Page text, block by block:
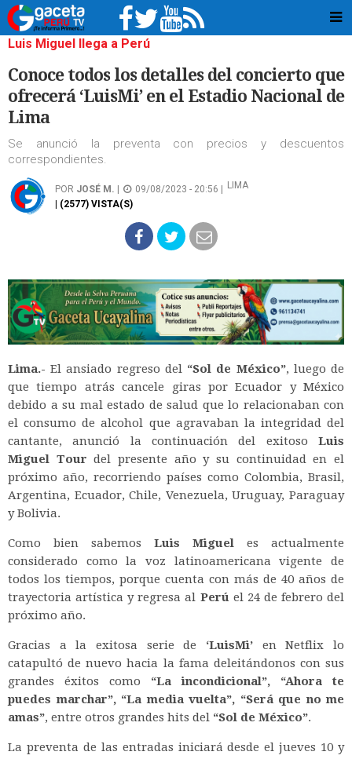
Luis Miguel llega a Perú
Conoce todos los detalles del concierto que
ofrecerá ‘LuisMi’ en el Estadio Nacional de
Lima
Se anunció la preventa con precios y descuentos
correspondientes.
POR JOSÉ M. 09/08/2023 - 20:56 |
LIMA
| (2577) VISTA(S)
Lima.- El ansiado regreso del “Sol de México”, luego de
que tiempo atrás cancele giras por Ecuador y México
debido a su mal estado de salud que lo relacionaban con
el consumo de alcohol que agravaban la integridad del
cantante, anunció la continuación del exitoso Luis
Miguel Tour del presente año y su continuidad en el
próximo año, recorriendo países como Colombia, Brasil,
Argentina, Ecuador, Chile, Venezuela, Uruguay, Paraguay
y Bolivia.
Como bien sabemos Luis Miguel es actualmente
considerado como la voz latinoamericana vigente de
todos los tiempos, porque cuenta con más de 40 años de
trayectoria artística y regresa al Perú el 24 de febrero del
próximo año.
Gracias a la exitosa serie de ‘LuisMi’ en Netflix lo
catapultó de nuevo hacia la fama deleitándonos con sus
grandes éxitos como “La incondicional”, “Ahora te
puedes marchar”, “La media vuelta”, “Será que no me
amas”, entre otros grandes hits del “Sol de México”.
La preventa de las entradas iniciará desde el jueves 10 y